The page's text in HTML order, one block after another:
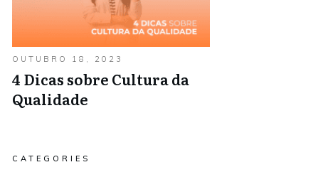
OUTUBRO 18, 2023
4 Dicas sobre Cultura da
Qualidade
CATEGORIES